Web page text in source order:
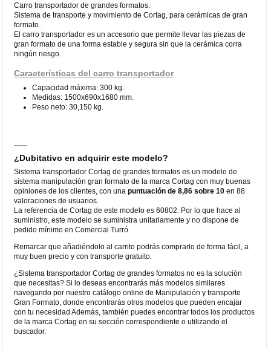
Carro transportador de grandes formatos.
Sistema de transporte y movimiento de Cortag, para cerámicas de gran
formato.
El carro transportador es un accesorio que permite llevar las piezas de
gran formato de una forma estable y segura sin que la cerámica corra
ningún riesgo.
Características del carro transportador
Capacidad máxima: 300 kg.
Medidas: 1500x690x1680 mm.
Peso neto: 30,150 kg.
¿Dubitativo en adquirir este modelo?
Sistema transportador Cortag de grandes formatos es un modelo de
sistema manipulación gran formato de la marca Cortag con muy buenas
opiniones de los clientes, con unapuntuación de 8,86 sobre 10 en 88
valoraciones de usuarios.
La referencia de Cortag de este modelo es 60802. Por lo que hace al
suministro, este modelo se suministra unitariamente y no dispone de
pedido mínimo en Comercial Turró.
Remarcar que añadiéndolo al carrito podrás comprarlo de forma fácil, a
muy buen precio y con transporte gratuito.
¿Sistema transportador Cortag de grandes formatos no es la solución
que necesitas? Si lo deseas encontrarás más modelos similares
navegando por nuestro catálogo online de Manipulación y transporte
Gran Formato, donde encontrarás otros modelos que pueden encajar
con tu necesidad Además, también puedes encontrar todos los productos
de la marca Cortag en su sección correspondiente o utilizando el
buscador.